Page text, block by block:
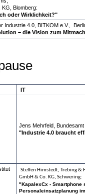
Blomberg:
Vision,
Industrie 4.0, BITKOM e.V.,
– die Vision zum
IT
Jens Mehrfeld,
"Industrie 4.0 braucht
Steffen Himstedt, Trebing &
GmbH & Co. KG, Schwering:
"KapalexCx -
Personaleinsatzplanung